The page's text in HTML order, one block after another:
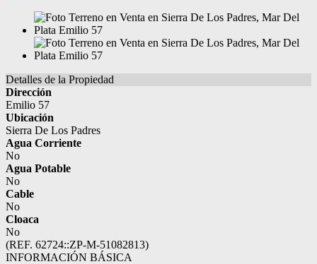
Detalles de la Propiedad
Dirección
Emilio 57
Ubicación
Sierra De Los Padres
Agua Corriente
No
Agua Potable
No
Cable
No
Cloaca
No
(REF. 62724::ZP-M-51082813)
INFORMACIÓN BÁSICA